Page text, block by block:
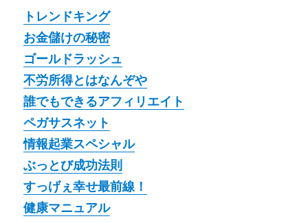
トレンドキング
お金儲けの秘密
ゴールドラッシュ
不労所得とはなんぞや
誰でもできるアフィリエイト
ペガサスネット
情報起業スペシャル
ぶっとび成功法則
すっげぇ幸せ最前線！
健康マニュアル